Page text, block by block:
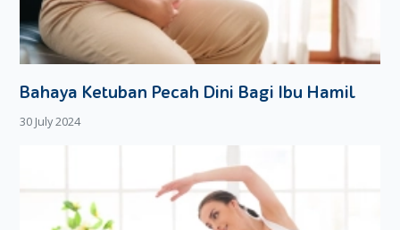
Bahaya Ketuban Pecah Dini Bagi Ibu Hamil
30 July 2024